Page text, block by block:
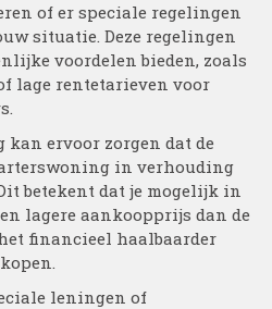
of er speciale regelingen
situatie. Deze regelingen
voordelen bieden, zoals
lage rentetarieven voor
ervoor zorgen dat de
in verhouding
betekent dat je mogelijk in
lagere aankoopprijs dan de
financieel haalbaarder
leningen of